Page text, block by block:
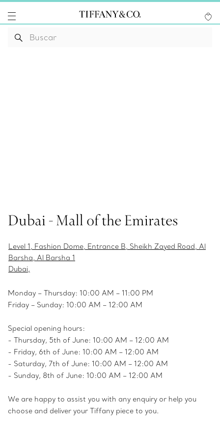
Dubai - Mall of the Emirates
Level 1, Fashion Dome, Entrance B, Sheikh Zayed Road, Al
Barsha, Al Barsha 1
Dubai,
Monday – Thursday: 10:00 AM – 11:00 PM
Friday – Sunday: 10:00 AM – 12:00 AM
Special opening hours:
- Thursday, 5th of June: 10:00 AM – 12:00 AM
- Friday, 6th of June: 10:00 AM – 12:00 AM
- Saturday, 7th of June: 10:00 AM – 12:00 AM
- Sunday, 8th of June: 10:00 AM – 12:00 AM
We are happy to assist you with any enquiry or help you
choose and deliver your Tiffany piece to you.